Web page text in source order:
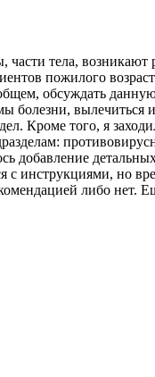
тела, возникают
пожилого
обсуждать
болезни,
Кроме того, я
добавление
с инструкциями, но
либо нет.